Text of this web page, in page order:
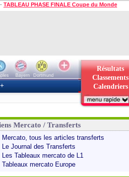
- TABLEAU PHASE FINALE Coupe du Monde
Bayern
Dortmund
Résultats
Classements
Calendriers
+
Mercato / Transferts
Mercato, tous les articles transferts
Le Journal des Transferts
Les Tableaux mercato de L1
Tableaux mercato Europe